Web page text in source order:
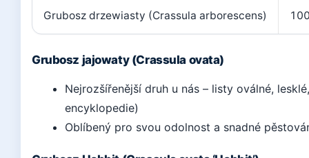
Grubosz drzewiasty (Crassula arborescens)
Grubosz jajowaty (Crassula ovata)
Nejrozšířenější druh u nás – listy oválné,
encyklopedie)
Oblíbený pro svou odolnost a snadné